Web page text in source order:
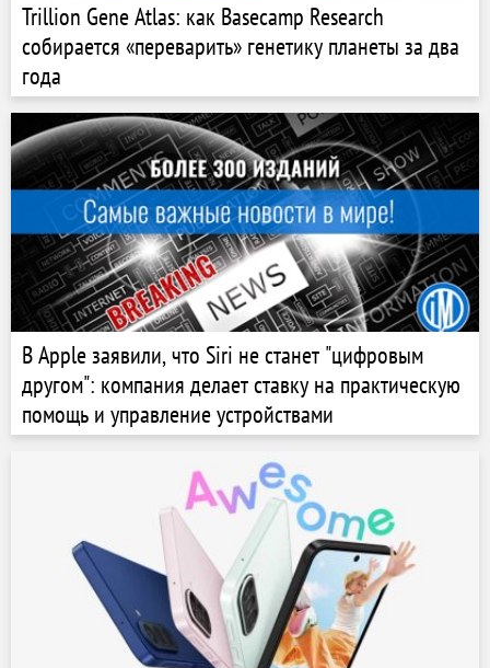
Trillion Gene Atlas: как Basecamp Research
собирается «переварить» генетику планеты за два
года
В Apple заявили, что Siri не станет "цифровым
другом": компания делает ставку на практическую
помощь и управление устройствами